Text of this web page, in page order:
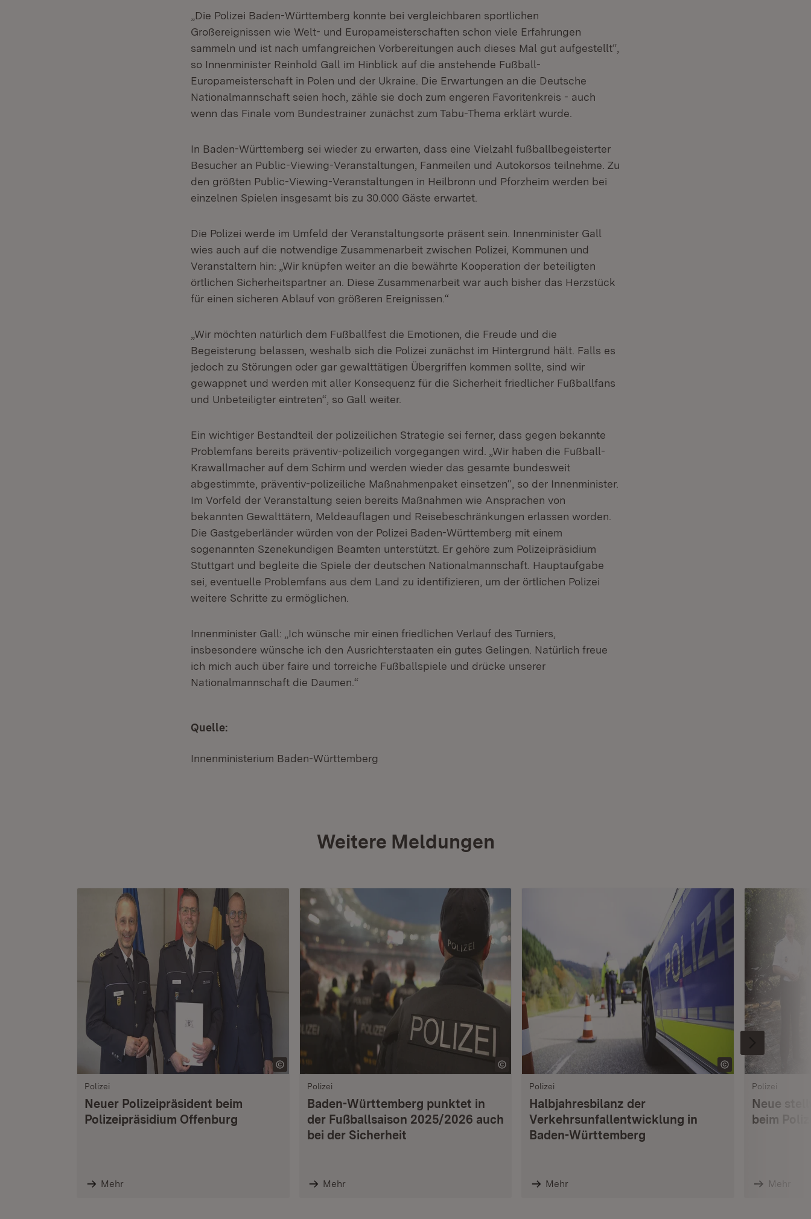
„Die Polizei Baden-Württemberg konnte bei vergleichbaren sportlichen
Großereignissen wie Welt- und Europameisterschaften schon viele Erfahrungen
sammeln und ist nach umfangreichen Vorbereitungen auch dieses Mal gut aufgestellt“,
so Innenminister Reinhold Gall im Hinblick auf die anstehende Fußball-
Europameisterschaft in Polen und der Ukraine. Die Erwartungen an die Deutsche
Nationalmannschaft seien hoch, zähle sie doch zum engeren Favoritenkreis - auch
wenn das Finale vom Bundestrainer zunächst zum Tabu-Thema erklärt wurde.
In Baden-Württemberg sei wieder zu erwarten, dass eine Vielzahl fußballbegeisterter
Besucher an Public-Viewing-Veranstaltungen, Fanmeilen und Autokorsos teilnehme. Zu
den größten Public-Viewing-Veranstaltungen in Heilbronn und Pforzheim werden bei
einzelnen Spielen insgesamt bis zu 30.000 Gäste erwartet.
Die Polizei werde im Umfeld der Veranstaltungsorte präsent sein. Innenminister Gall
wies auch auf die notwendige Zusammenarbeit zwischen Polizei, Kommunen und
Veranstaltern hin: „Wir knüpfen weiter an die bewährte Kooperation der beteiligten
örtlichen Sicherheitspartner an. Diese Zusammenarbeit war auch bisher das Herzstück
für einen sicheren Ablauf von größeren Ereignissen.“
„Wir möchten natürlich dem Fußballfest die Emotionen, die Freude und die
Begeisterung belassen, weshalb sich die Polizei zunächst im Hintergrund hält. Falls es
jedoch zu Störungen oder gar gewalttätigen Übergriffen kommen sollte, sind wir
gewappnet und werden mit aller Konsequenz für die Sicherheit friedlicher Fußballfans
und Unbeteiligter eintreten“, so Gall weiter.
Ein wichtiger Bestandteil der polizeilichen Strategie sei ferner, dass gegen bekannte
Problemfans bereits präventiv-polizeilich vorgegangen wird. „Wir haben die Fußball-
Krawallmacher auf dem Schirm und werden wieder das gesamte bundesweit
abgestimmte, präventiv-polizeiliche Maßnahmenpaket einsetzen“, so der Innenminister.
Im Vorfeld der Veranstaltung seien bereits Maßnahmen wie Ansprachen von
bekannten Gewalttätern, Meldeauflagen und Reisebeschränkungen erlassen worden.
Die Gastgeberländer würden von der Polizei Baden-Württemberg mit einem
sogenannten Szenekundigen Beamten unterstützt. Er gehöre zum Polizeipräsidium
Stuttgart und begleite die Spiele der deutschen Nationalmannschaft. Hauptaufgabe
sei, eventuelle Problemfans aus dem Land zu identifizieren, um der örtlichen Polizei
weitere Schritte zu ermöglichen.
Innenminister Gall: „Ich wünsche mir einen friedlichen Verlauf des Turniers,
insbesondere wünsche ich den Ausrichterstaaten ein gutes Gelingen. Natürlich freue
ich mich auch über faire und torreiche Fußballspiele und drücke unserer
Nationalmannschaft die Daumen.“
Quelle:
Innenministerium Baden-Württemberg
Weitere Meldungen
Polizei
Neuer Polizeipräsident beim
Polizeipräsidium Offenburg
Mehr
Polizei
Baden-Württemberg punktet in
der Fußballsaison 2025/2026 auch
bei der Sicherheit
Mehr
Polizei
Halbjahresbilanz der
Verkehrsunfallentwicklung in
Baden-Württemberg
Mehr
Polizei
Neue
beim
Mehr